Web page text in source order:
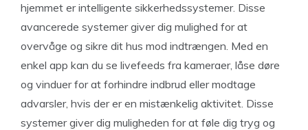
hjemmet er intelligente sikkerhedssystemer. Disse
avancerede systemer giver dig mulighed for at
overvåge og sikre dit hus mod indtrængen. Med en
enkel app kan du se livefeeds fra kameraer, låse døre
og vinduer for at forhindre indbrud eller modtage
advarsler, hvis der er en mistænkelig aktivitet. Disse
systemer giver dig muligheden for at føle dig tryg og